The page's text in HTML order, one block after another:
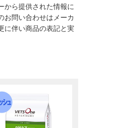
から提供された情報に
お問い合わせはメーカ
に伴い商品の表記と実